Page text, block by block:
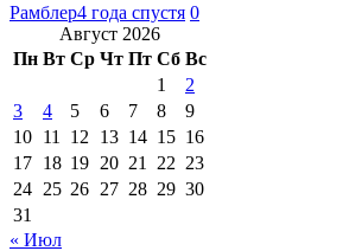
Рамблер4 года спустя 0
Август 2026
Пн Вт Ср Чт Пт Сб Вс
1
2
3
4 5 6 7 8
9
10 11 12 13 14 15 16
17 18 19 20 21 22 23
24 25 26 27 28 29 30
31
« Июл